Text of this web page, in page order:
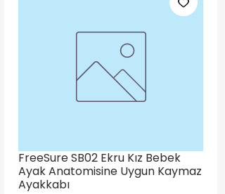
FreeSure SB02 Ekru Kız Bebek
Ayak Anatomisine Uygun Kaymaz
Ayakkabı